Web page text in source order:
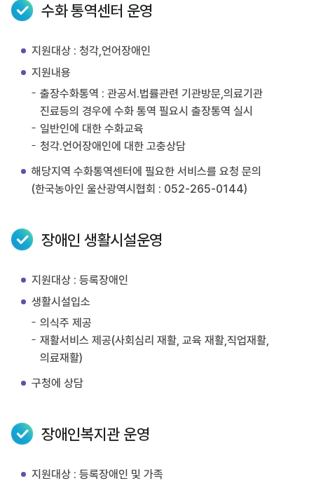
수화 통역센터 운영
지원대상 : 청각,언어장애인
지원내용
출장수화통역 : 관공서.법률관련 기관방문,의료기관
진료등의 경우에 수화 통역 필요시 출장통역 실시
일반인에 대한 수화교육
청각.언어장애인에 대한 고충상담
해당지역 수화통역센터에 필요한 서비스를 요청 문의
(한국농아인 울산광역시협회 : 052-265-0144)
장애인 생활시설운영
지원대상 : 등록장애인
생활시설입소
의식주 제공
재활서비스 제공(사회심리 재활, 교육 재활,직업재활,
의료재활)
구청에 상담
장애인복지관 운영
지원대상 : 등록장애인 및 가족